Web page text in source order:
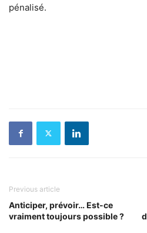
pénalisé.
Previous article
Anticiper, prévoir… Est-ce
vraiment toujours possible ?